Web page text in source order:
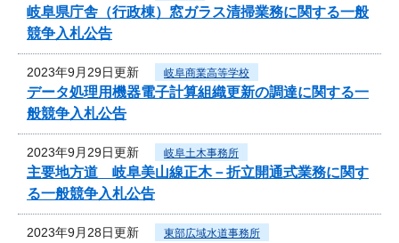
岐阜県庁舎（行政棟）窓ガラス清掃業務に関する一般
競争入札公告
2023年9月29日更新 岐阜商業高等学校
データ処理用機器電子計算組織更新の調達に関する一
般競争入札公告
2023年9月29日更新 岐阜土木事務所
主要地方道 岐阜美山線正木－折立開通式業務に関す
る一般競争入札公告
2023年9月28日更新 東部広域水道事務所